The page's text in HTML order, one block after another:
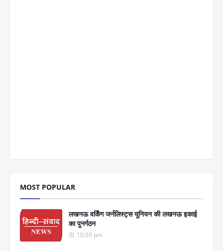
MOST POPULAR
लखनऊ वर्किंग जर्नलिस्ट्स यूनियन की लखनऊ इकाई
का पुनर्गठन
10:59 pm